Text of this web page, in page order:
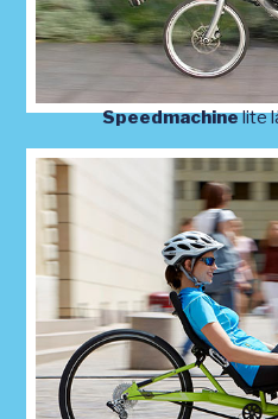
Speedmachinelite